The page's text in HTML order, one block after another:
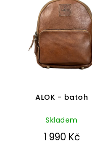
ALOK - batoh
produktu
5,0
5
Skladem
1 990 Kč